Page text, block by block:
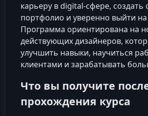
карьеру в digital-сфере, создать
портфолио и уверенно выйти
Программа ориентирована на
действующих дизайнеров,
улучшить навыки, научиться
клиентами и зарабатывать
Что вы получите
прохождения курса